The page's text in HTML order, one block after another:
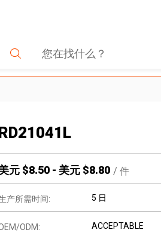
元 $8.50 - 美元 $8.80 / 件
产所需时间: 5 日
ODM: ACCEPTABLE